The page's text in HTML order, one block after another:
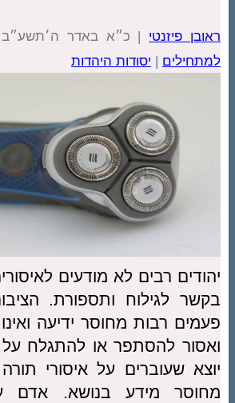
ראובן פיזנטי | כ״א באדר
למתחילים | יסודות היהדות
יהודים רבים לא מודעים
בקשר לגילוח ותספורת.
פעמים רבות מחוסר ידיעה
ואסור להסתפר או להתגלח
יוצא שעוברים על איסורי
מחוסר מידע בנושא. אדם